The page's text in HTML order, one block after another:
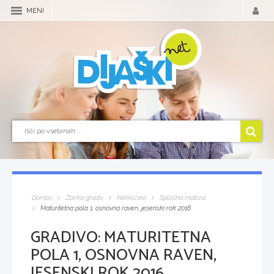
MENI
Domov Zbirka gradiv Nemščina
Splošna matura
Maturitetna pola 1, osnovna raven, jesenski rok 2016
GRADIVO:MATURITETNA
POLA 1, OSNOVNA RAVEN,